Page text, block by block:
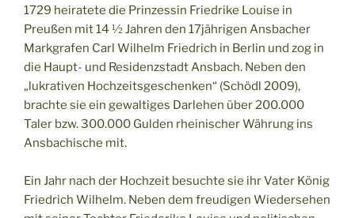
1729 heiratete die Prinzessin Friedrike Louise in
Preußen mit 14 ½ Jahren den 17jährigen Ansbacher
Markgrafen Carl Wilhelm Friedrich in Berlin und zog in
die Haupt- und Residenzstadt Ansbach. Neben den
„lukrativen Hochzeitsgeschenken“ (Schödl 2009),
brachte sie ein gewaltiges Darlehen über 200.000
Taler bzw. 300.000 Gulden rheinischer Währung ins
Ansbachische mit.
Ein Jahr nach der Hochzeit besuchte sie ihr Vater König
Friedrich Wilhelm. Neben dem freudigen Wiedersehen